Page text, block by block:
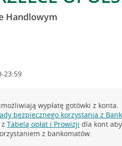
Handlowym
23:59
wypłatę gotówki z konta.
bezpiecznego korzystania z
zTabelą opłat i Prowizji dla kont
z bankomatów.